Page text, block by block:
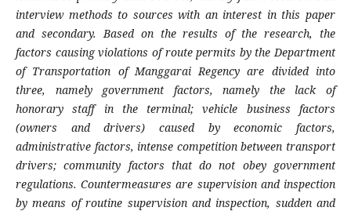
interview methods to sources with an interest in this paper
and secondary. Based on the results of the research, the
factors causing violations of route permits by the Department
of Transportation of Manggarai Regency are divided into
three, namely government factors, namely the lack of
honorary staff in the terminal; vehicle business factors
(owners and drivers) caused by economic factors,
administrative factors, intense competition between transport
drivers; community factors that do not obey government
regulations. Countermeasures are supervision and inspection
by means of routine supervision and inspection, sudden and